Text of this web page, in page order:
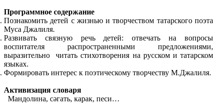
Программное содержание
Познакомить детей с жизнью и творчеством татарского поэта
Муса Джалиля.
Развивать связную речь детей: отвечать на вопросы
воспитателя распространенными предложениями,
выразительно читать стихотворения на русском и татарском
языках.
Формировать интерес к поэтическому творчеству М.Джалиля.
Активизация словаря
Мандолина, сәгать, карак, песи…